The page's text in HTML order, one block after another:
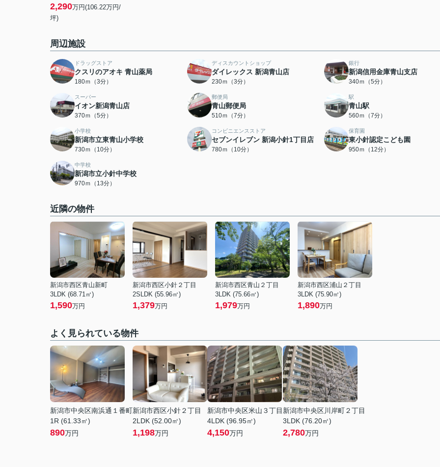
2,290万円(106.22万円/
坪)
周辺施設
ドラッグストア
クスリのアオキ 青山薬局
180ｍ（3分）
ディスカウントショップ
ダイレックス 新潟青山店
230ｍ（3分）
銀行
新潟信用金庫青山支店
340ｍ（5分）
スーパー
イオン新潟青山店
370ｍ（5分）
郵便局
青山郵便局
510ｍ（7分）
駅
青山駅
560ｍ（7分）
小学校
新潟市立東青山小学校
730ｍ（10分）
コンビニエンスストア
セブンイレブン 新潟小針1丁目店
780ｍ（10分）
保育園
東小針認定こども園
950ｍ（12分）
中学校
新潟市立小針中学校
970ｍ（13分）
近隣の物件
新潟市西区青山新町
3LDK (68.71㎡)
1,590万円
新潟市西区小針２丁目
2SLDK (55.96㎡)
1,379万円
新潟市西区青山２丁目
3LDK (75.66㎡)
1,979万円
新潟市西区浦山２丁目
3LDK (75.90㎡)
1,890万円
よく見られている物件
新潟市中央区南浜通１番町
1R (61.33㎡)
890万円
新潟市西区小針２丁目
2LDK (52.00㎡)
1,198万円
新潟市中央区米山３丁目
4LDK (96.95㎡)
4,150万円
新潟市中央区川岸町２丁目
3LDK (76.20㎡)
2,780万円